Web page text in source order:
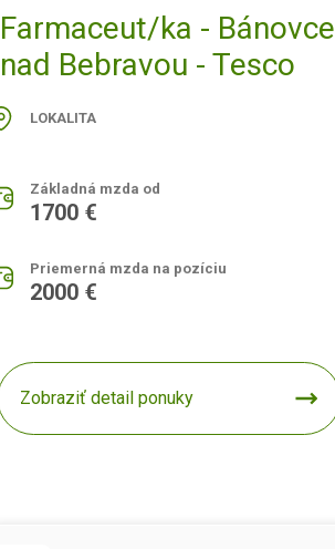
Farmaceut/ka - Bánovce
nad Bebravou - Tesco
LOKALITA
Základná mzda od
1700 €
Priemerná mzda na pozíciu
2000 €
Zobraziť detail ponuky